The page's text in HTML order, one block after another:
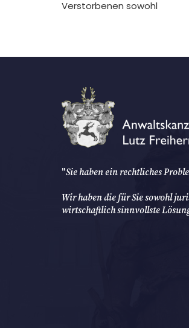
Verstorbenen sowohl
"Sie haben ein rechtliches
Wir haben die für Sie sowohl
wirtschaftlich sinnvollste